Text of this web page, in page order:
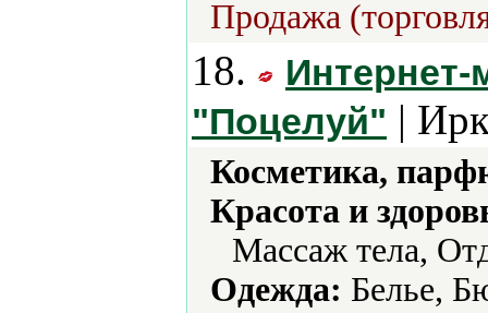
Продажа
18.
Интернет-
"Поцелуй" |
Косметика,
Красота и
Массаж тела,
Одежда: Белье,